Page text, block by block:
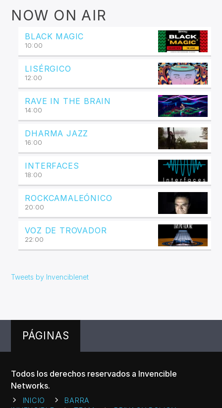
NOW ON AIR
BLACK MAGIC
10:00
LISÉRGICO
12:00
RAVE IN THE BRAIN
14:00
DHARMA JAZZ
16:00
INTERFACES
18:00
ROCKCAMALEÓNICO
20:00
VOZ DE TROVADOR
22:00
Tweets by Invenciblenet
PÁGINAS
Todos los derechos reservados a Invencible
Networks.
INICIO
BARRA